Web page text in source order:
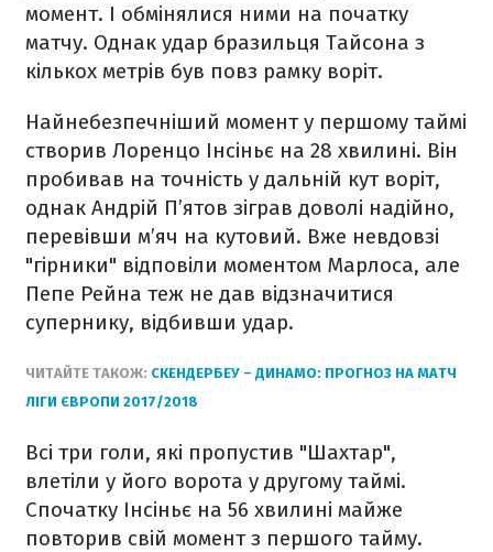
момент. І обмінялися ними на початку
матчу. Однак удар бразильця Тайсона з
кількох метрів був повз рамку воріт.
Найнебезпечніший момент у першому таймі
створив Лоренцо Інсіньє на 28 хвилині. Він
пробивав на точність у дальній кут воріт,
однак Андрій П’ятов зіграв доволі надійно,
перевівши м’яч на кутовий. Вже невдовзі
"гірники" відповіли моментом Марлоса, але
Пепе Рейна теж не дав відзначитися
супернику, відбивши удар.
ЧИТАЙТЕ ТАКОЖ: СКЕНДЕРБЕУ – ДИНАМО: ПРОГНОЗ НА МАТЧ
ЛІГИ ЄВРОПИ 2017/2018
Всі три голи, які пропустив "Шахтар",
влетіли у його ворота у другому таймі.
Спочатку Інсіньє на 56 хвилині майже
повторив свій момент з першого тайму.